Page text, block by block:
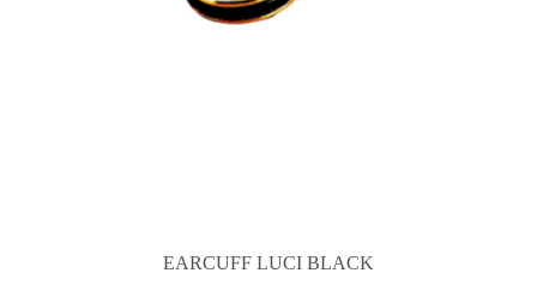
EARCUFF LUCI BLACK